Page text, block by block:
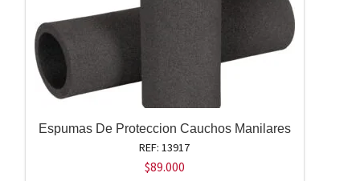
Espumas De Proteccion Cauchos Manilares
REF: 13917
$89.000